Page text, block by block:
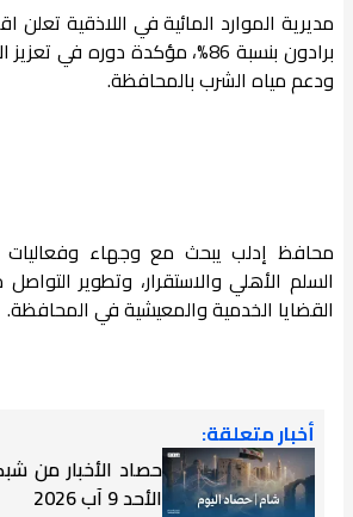
مديرية الموارد المائية في اللاذقية تعلن
برادون بنسبة 86%، مؤكدة دوره في
ودعم مياه الشرب بالمحافظة.
محافظ إدلب يبحث مع وجهاء وفعاليات
السلم الأهلي والاستقرار، وتطوير
القضايا الخدمية والمعيشية في المحافظة.
أخبار متعلقة:
حصاد الأخبار من
الأحد 9 آب 2026